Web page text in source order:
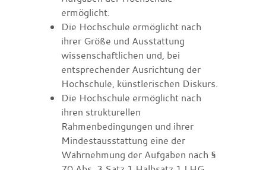
ermöglicht.
Die Hochschule ermöglicht nach
ihrer Größe und Ausstattung
wissenschaftlichen und, bei
entsprechender Ausrichtung der
Hochschule, künstlerischen Diskurs.
Die Hochschule ermöglicht nach
ihren strukturellen
Rahmenbedingungen und ihrer
Mindestausstattung eine der
Wahrnehmung der Aufgaben nach §